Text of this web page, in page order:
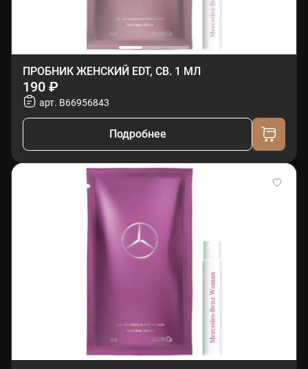
ПРОБНИК ЖЕНСКИЙ EDT, СВ. 1 МЛ
190 ₽
арт. B66956843
Подробнее